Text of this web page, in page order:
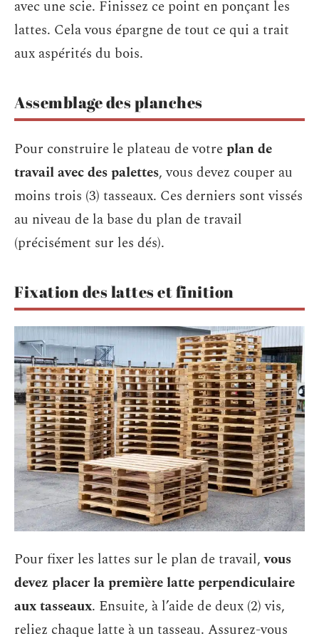
avec une scie. Finissez ce point en ponçant les
lattes. Cela vous épargne de tout ce qui a trait
aux aspérités du bois.
Assemblage des planches
Pour construire le plateau de votreplan de
travail avec des palettes, vous devez couper au
moins trois (3) tasseaux. Ces derniers sont vissés
au niveau de la base du plan de travail
(précisément sur les dés).
Fixation des lattes et finition
Pour fixer les lattes sur le plan de travail,vous
devez placer la première latte perpendiculaire
aux tasseaux. Ensuite, à l’aide de deux (2) vis,
reliez chaque latte à un tasseau. Assurez-vous